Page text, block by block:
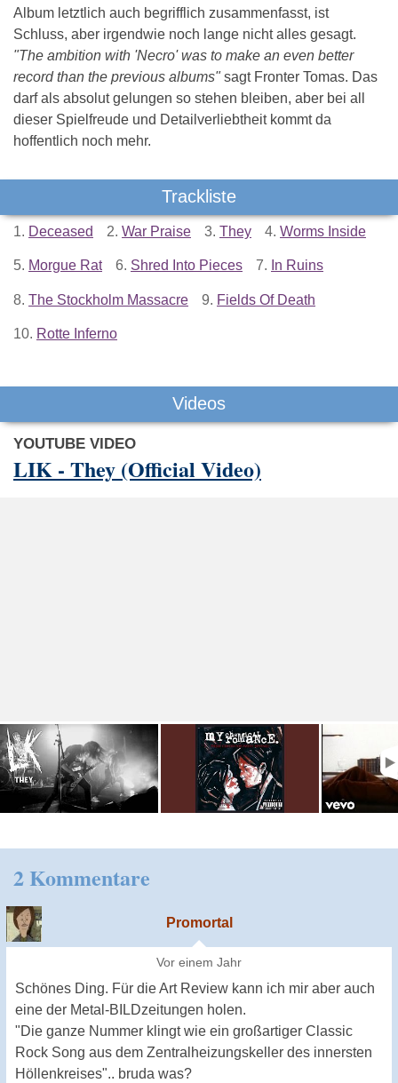
Album letztlich auch begrifflich zusammenfasst, ist
Schluss, aber irgendwie noch lange nicht alles gesagt.
"The ambition with 'Necro' was to make an even better
record than the previous albums"sagt Fronter Tomas. Das
darf als absolut gelungen so stehen bleiben, aber bei all
dieser Spielfreude und Detailverliebtheit kommt da
hoffentlich noch mehr.
Trackliste
1. Deceased 2. War Praise 3. They 4. Worms Inside
5. Morgue Rat 6. Shred Into Pieces 7. In Ruins
8. The Stockholm Massacre 9. Fields Of Death
10. Rotte Inferno
Videos
YOUTUBE VIDEO
LIK - They (Official Video)
2 Kommentare
Promortal
Vor einem Jahr
Schönes Ding. Für die Art Review kann ich mir aber auch
eine der Metal-BILDzeitungen holen.
"Die ganze Nummer klingt wie ein großartiger Classic
Rock Song aus dem Zentralheizungskeller des innersten
Höllenkreises".. bruda was?